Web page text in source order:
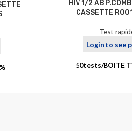
HIV 1/2 AB
CASSETTE
Test
Login to see
50tests/BOITE